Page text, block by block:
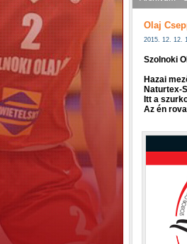
Olaj
2015. 12. 12.
Szolnoki
Hazai
Naturtex-
Itt a
Az én